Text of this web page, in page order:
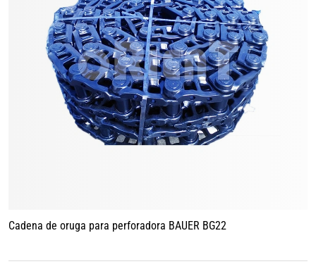
Cadena de oruga para perforadora BAUER BG22